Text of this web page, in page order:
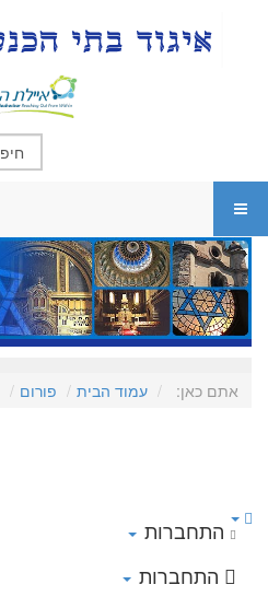
אתם כאן: עמוד הבית פורום
התחברות
התחברות